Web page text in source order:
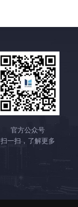
官方公众号
扫一扫，了解更多